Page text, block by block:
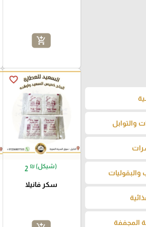
add_shopping_cart
favorite_border
2 ₪ (شيكل)
سكر فانيلا